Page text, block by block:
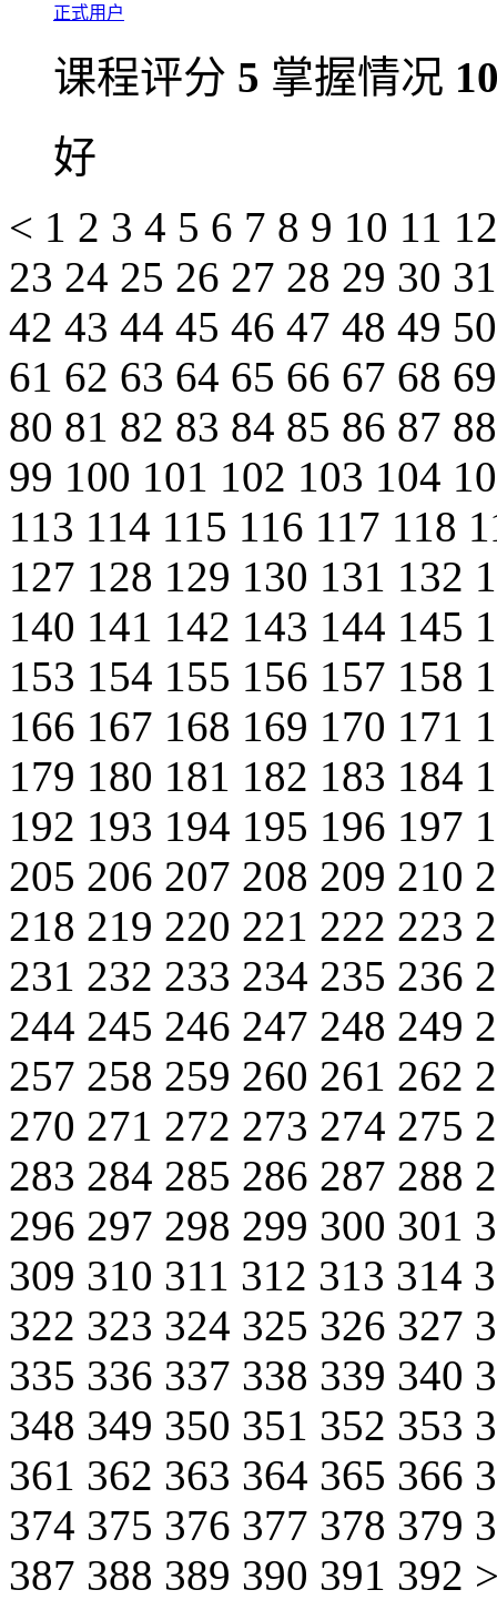
正式用户
课程评分 5 掌握情况
好
< 1 2 3 4 5 6 7 8 9 10 11
23 24 25 26 27 28 29 30
42 43 44 45 46 47 48 49
61 62 63 64 65 66 67 68
80 81 82 83 84 85 86 87
99 100 101 102 103 104
113 114 115 116 117 118
127 128 129 130 131 132
140 141 142 143 144 145
153 154 155 156 157 158
166 167 168 169 170 171
179 180 181 182 183 184
192 193 194 195 196 197
205 206 207 208 209 210
218 219 220 221 222 223
231 232 233 234 235 236
244 245 246 247 248 249
257 258 259 260 261 262
270 271 272 273 274 275
283 284 285 286 287 288
296 297 298 299 300 301
309 310 311 312 313 314
322 323 324 325 326 327
335 336 337 338 339 340
348 349 350 351 352 353
361 362 363 364 365 366
374 375 376 377 378 379
387 388 389 390 391 392